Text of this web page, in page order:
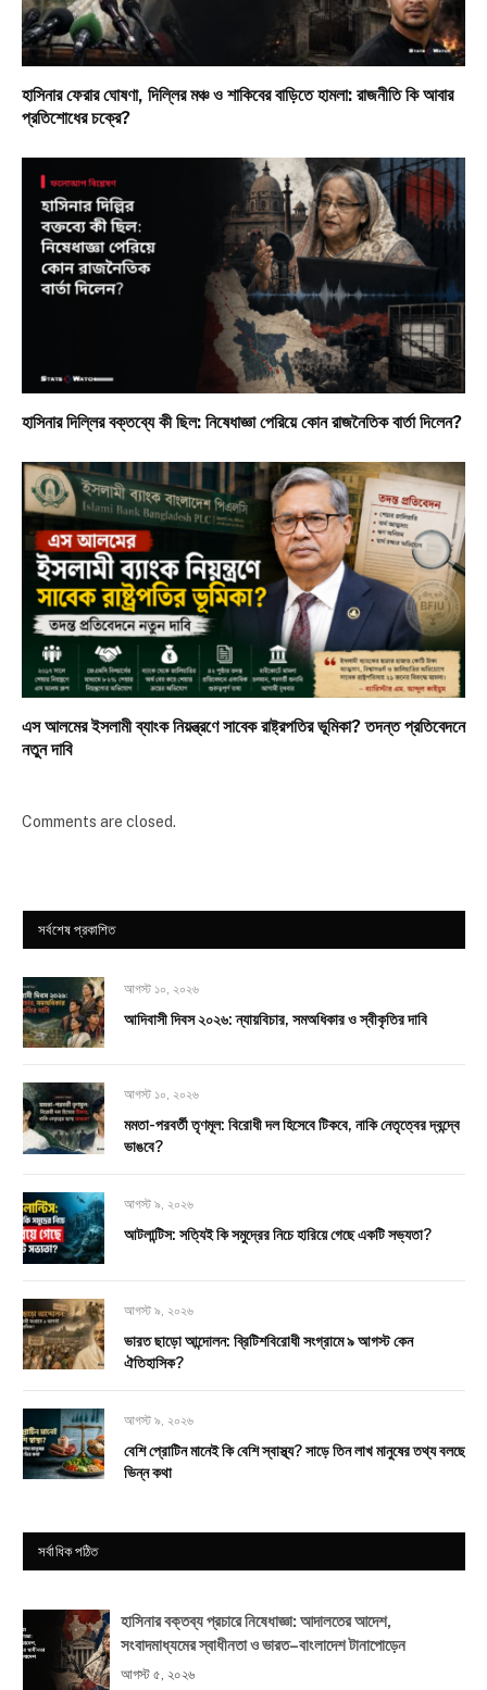
হাসিনার ফেরার ঘোষণা, দিল্লির মঞ্চ ও শাকিবের বাড়িতে হামলা: রাজনীতি কি আবার
প্রতিশোধের চক্রে?
হাসিনার দিল্লির বক্তব্যে কী ছিল: নিষেধাজ্ঞা পেরিয়ে কোন রাজনৈতিক বার্তা দিলেন?
এস আলমের ইসলামী ব্যাংক নিয়ন্ত্রণে সাবেক রাষ্ট্রপতির ভূমিকা? তদন্ত প্রতিবেদনে
নতুন দাবি
Comments are closed.
সর্বশেষ প্রকাশিত
আগস্ট ১০, ২০২৬
আদিবাসী দিবস ২০২৬: ন্যায়বিচার, সমঅধিকার ও স্বীকৃতির দাবি
আগস্ট ১০, ২০২৬
মমতা-পরবর্তী তৃণমূল: বিরোধী দল হিসেবে টিকবে, নাকি নেতৃত্বের দ্বন্দ্বে
ভাঙবে?
আগস্ট ৯, ২০২৬
আটলান্টিস: সত্যিই কি সমুদ্রের নিচে হারিয়ে গেছে একটি সভ্যতা?
আগস্ট ৯, ২০২৬
ভারত ছাড়ো আন্দোলন: ব্রিটিশবিরোধী সংগ্রামে ৯ আগস্ট কেন
ঐতিহাসিক?
আগস্ট ৯, ২০২৬
বেশি প্রোটিন মানেই কি বেশি স্বাস্থ্য? সাড়ে তিন লাখ মানুষের তথ্য বলছে
ভিন্ন কথা
সর্বাধিক পঠিত
হাসিনার বক্তব্য প্রচারে নিষেধাজ্ঞা: আদালতের আদেশ,
সংবাদমাধ্যমের স্বাধীনতা ও ভারত–বাংলাদেশ টানাপোড়েন
আগস্ট ৫, ২০২৬